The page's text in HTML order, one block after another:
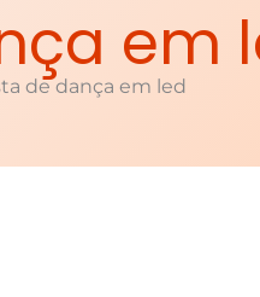
em
de dança em led